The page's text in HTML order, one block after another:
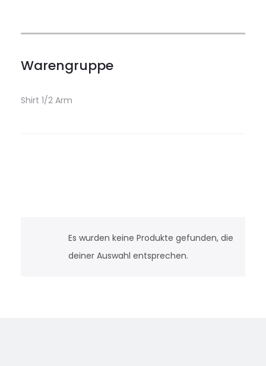
Es wurden keine Produkte gefunden, die
deiner Auswahl entsprechen.
Warengruppe
Shirt 1/2 Arm